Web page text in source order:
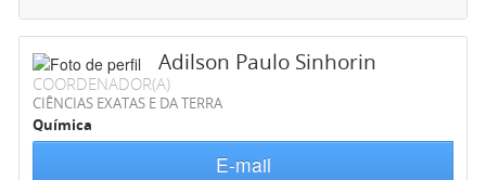
Adilson Paulo Sinhorin
COORDENADOR(A)
CIÊNCIAS EXATAS E DA TERRA
Química
E-mail